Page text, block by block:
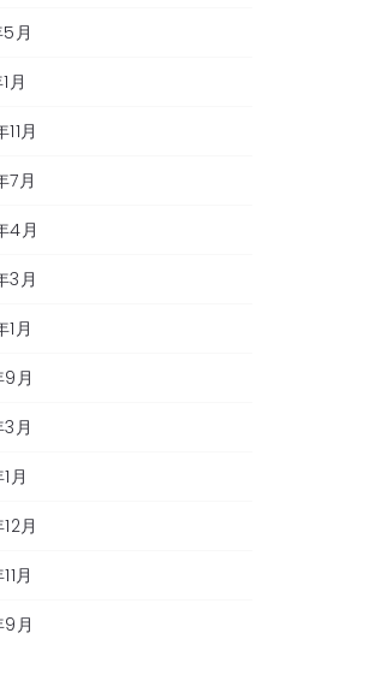
月
月
月
7月
4月
3月
月
月
月
月
月
月
月